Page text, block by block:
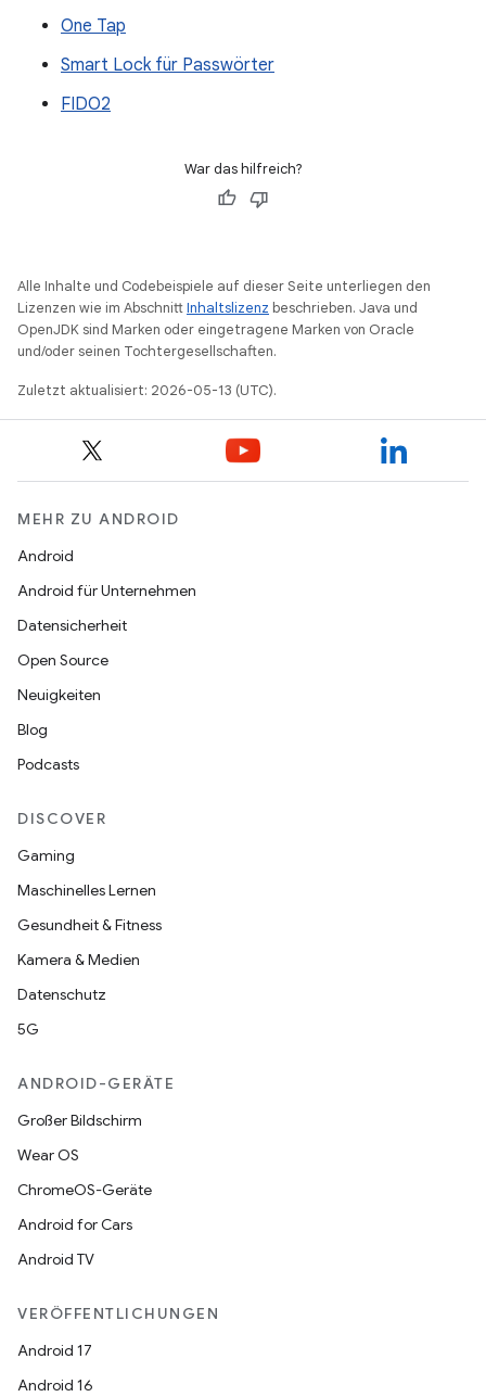
One Tap
Smart Lock für Passwörter
FIDO2
War das hilfreich?
Alle Inhalte und Codebeispiele auf dieser Seite unterliegen den
Lizenzen wie im AbschnittInhaltslizenz beschrieben. Java und
OpenJDK sind Marken oder eingetragene Marken von Oracle
und/oder seinen Tochtergesellschaften.
Zuletzt aktualisiert: 2026-05-13 (UTC).
MEHR ZU ANDROID
Android
Android für Unternehmen
Datensicherheit
Open Source
Neuigkeiten
Blog
Podcasts
DISCOVER
Gaming
Maschinelles Lernen
Gesundheit & Fitness
Kamera & Medien
Datenschutz
5G
ANDROID-GERÄTE
Großer Bildschirm
Wear OS
ChromeOS-Geräte
Android for Cars
Android TV
VERÖFFENTLICHUNGEN
Android 17
Android 16